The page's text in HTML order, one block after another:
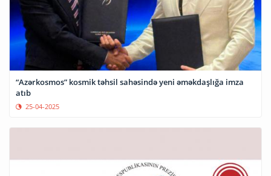
“Azərkosmos” kosmik təhsil sahəsində yeni əməkdaşlığa imza
atıb
25-04-2025